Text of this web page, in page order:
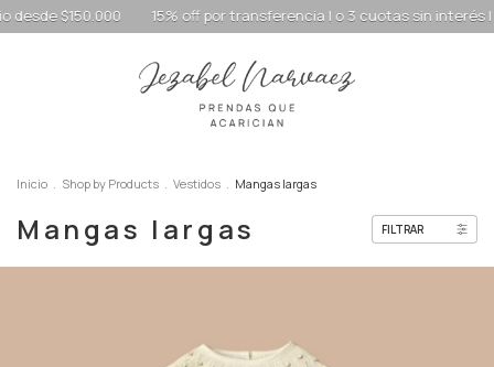
por transferencia | o 3 cuotas sin interés | Envío gratis a domicilio
Inicio . Shop by Products . Vestidos . Mangas largas
Mangas largas FILTRAR